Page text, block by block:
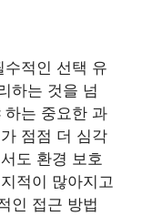
적인 선택 유
하는 것을 넘
하는 중요한 과
점점 더 심각
도 환경 보호
적이 많아지고
인 접근 방법